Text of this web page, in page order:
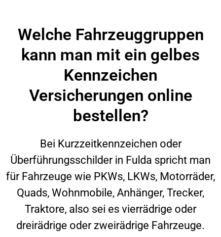
Welche Fahrzeuggruppen
kann man mit ein gelbes
Kennzeichen
Versicherungen online
bestellen?
Bei Kurzzeitkennzeichen oder
Überführungsschilder in Fulda spricht man
für Fahrzeuge wie PKWs, LKWs, Motorräder,
Quads, Wohnmobile, Anhänger, Trecker,
Traktore, also sei es vierrädrige oder
dreirädrige oder zweirädrige Fahrzeuge.